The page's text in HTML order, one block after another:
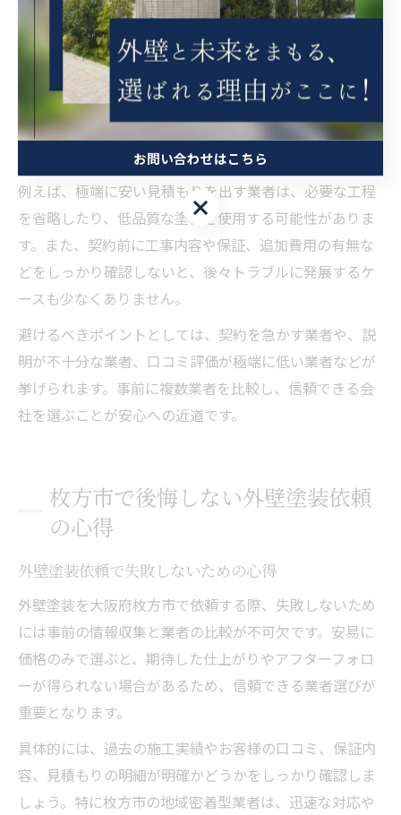
外壁塗装で避けるべき注意点とは何か
外壁塗装で失敗しないためには、いくつかの注意点を押
さえておく必要があります。特に大阪府枚方市では、価
格だけで業者を選んでしまうと、施工の質やアフターサ
ービスが不十分になるリスクが高まります。
例えば、極端に安い見積もりを出す業者は、必要な工程
を省略したり、低品質な塗料を使用する可能性がありま
す。また、契約前に工事内容や保証、追加費用の有無な
どをしっかり確認しないと、後々トラブルに発展するケ
ースも少なくありません。
避けるべきポイントとしては、契約を急かす業者や、説
明が不十分な業者、口コミ評価が極端に低い業者などが
挙げられます。事前に複数業者を比較し、信頼できる会
社を選ぶことが安心への近道です。
枚方市で後悔しない外壁塗装依頼
の心得
外壁塗装依頼で失敗しないための心得
外壁塗装を大阪府枚方市で依頼する際、失敗しないため
には事前の情報収集と業者の比較が不可欠です。安易に
価格のみで選ぶと、期待した仕上がりやアフターフォロ
ーが得られない場合があるため、信頼できる業者選びが
重要となります。
具体的には、過去の施工実績やお客様の口コミ、保証内
容、見積もりの明細が明確かどうかをしっかり確認しま
しょう。特に枚方市の地域密着型業者は、迅速な対応や
お問い合わせはこちら
お問い合わせはこちら